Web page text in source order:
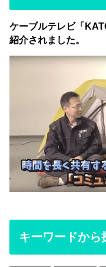
ケーブルテレビ「
紹介されました。
キーワードから